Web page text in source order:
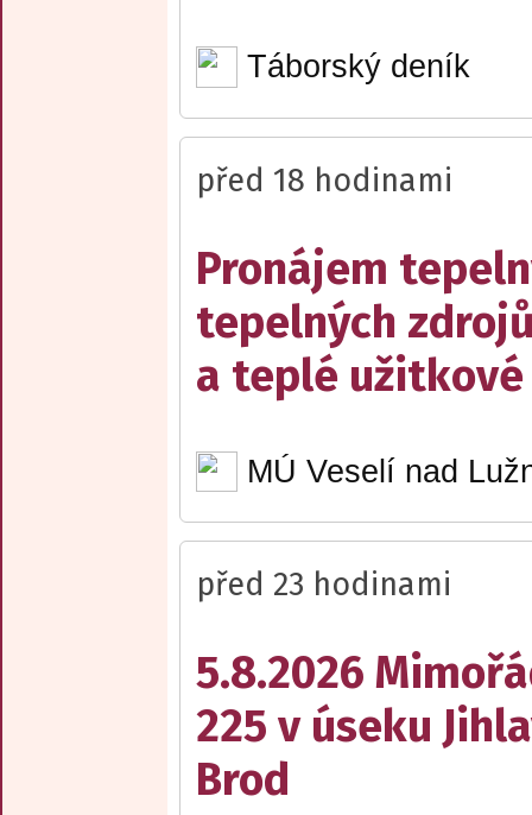
Táborský deník
před 18 hodinami
Pronájem
tepelných
a teplé užitkové
MÚ Veselí nad
před 23 hodinami
5.8.2026
225 v úseku
Brod